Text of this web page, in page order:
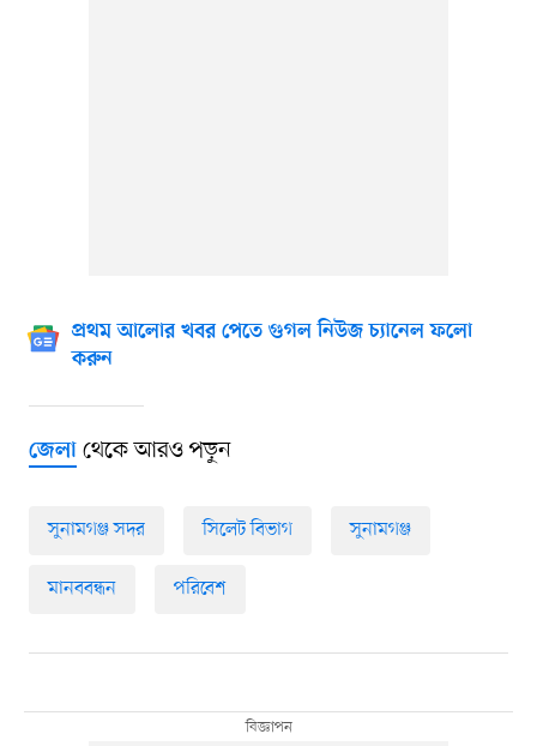
প্রথম আলোর খবর পেতে গুগল নিউজ চ্যানেল ফলো
করুন
জেলাথেকে আরও পড়ুন
সুনামগঞ্জ সদর সিলেট বিভাগ সুনামগঞ্জ
মানববন্ধন পরিবেশ